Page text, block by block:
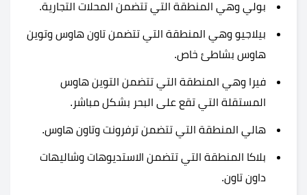
بولي وهي المنطقة التي تتضمن المحلات التجارية.
بيلاجيو وهي المنطقة التي تتضمن تاون هاوس وتوين
هاوس بشاطئ خاص.
فيرا وهي المنطقة التي تتضمن التوين هاوس
المستقلة التي تقع على البحر بشكل مباشر.
هالي المنطقة التي تتضمن ترفرونت وتاون هاوس.
بلاكا المنطقة التي تتضمن الاستديوهات وشاليهات
داون تاون.